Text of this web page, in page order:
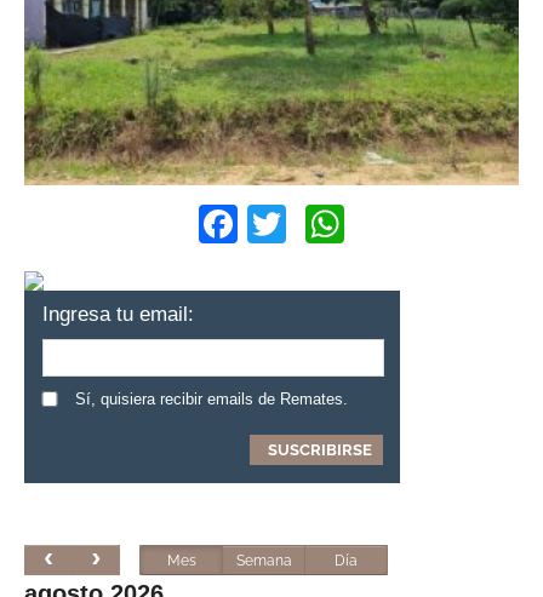
Facebook
Twitter
Ingresa tu email:
Sí, quisiera recibir emails de Remates.
Mes Semana Día